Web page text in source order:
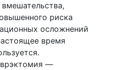
риска
осложнений
время
—